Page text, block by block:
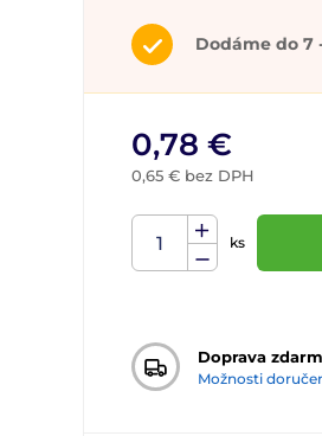
Dodáme do 7
0,78 €
0,65 € bez DPH
ks
Doprava
Možnosti